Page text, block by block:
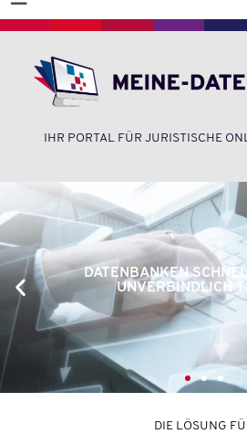
IHR PORTAL FÜR JURISTISCHE
DATENBANKEN
UNVERBINDLICH
DIE LÖSUNG